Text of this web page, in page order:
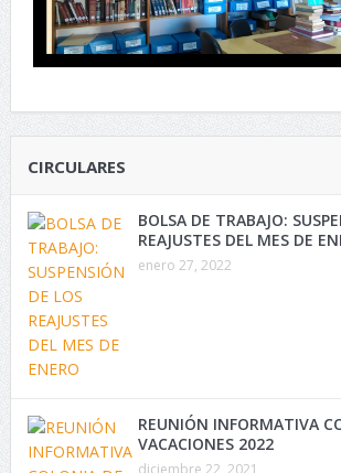
CIRCULARES
BOLSA DE TRABAJO:
REAJUSTES DEL MES DE
enero 27, 2022
REUNIÓN INFORMATIVA
VACACIONES 2022